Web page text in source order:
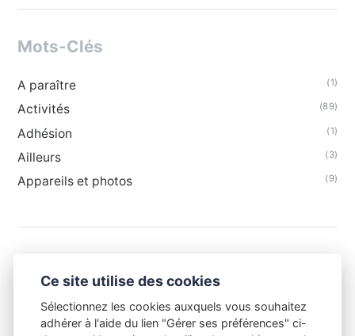
Mots-Clés
A paraître (1)
Activités (89)
Adhésion (1)
Ailleurs (3)
Appareils et photos (9)
Ce site utilise des cookies
Sélectionnez les cookies auxquels vous souhaitez
adhérer à l'aide du lien "Gérer ses préférences" ci-